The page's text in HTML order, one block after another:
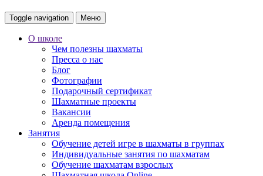
Toggle navigation Меню
О школе
Чем полезны шахматы
Пресса о нас
Блог
Фотографии
Подарочный сертификат
Шахматные проекты
Вакансии
Аренда помещения
Занятия
Обучение детей игре в шахматы в группах
Индивидуальные занятия по шахматам
Обучение шахматам взрослых